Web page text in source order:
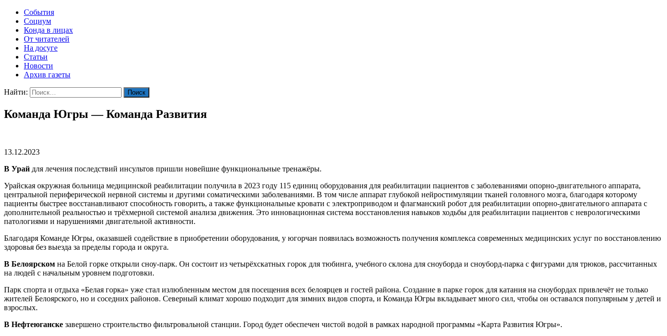
События
Социум
Конда в лицах
От читателей
На досуге
Статьи
Новости
Архив газеты
Найти:
Команда Югры — Команда Развития
13.12.2023
В Урай для лечения последствий инсультов пришли новейшие функциональные тренажёры.
Урайская окружная больница медицинской реабилитации получила в 2023 году 115 единиц оборудования для реабилитации пациентов с заболеваниями опорно-двигательного аппарата,
центральной периферической нервной системы и другими соматическими заболеваниями. В том числе аппарат глубокой нейростимуляции тканей головного мозга, благодаря которому
пациенты быстрее восстанавливают способность говорить, а также функциональные кровати с электроприводом и флагманский робот для реабилитации опорно-двигательного аппарата с
дополнительной реальностью и трёхмерной системой анализа движения. Это инновационная система восстановления навыков ходьбы для реабилитации пациентов с неврологическими
патологиями и нарушениями двигательной активности.
Благодаря Команде Югры, оказавшей содействие в приобретении оборудования, у югорчан появилась возможность получения комплекса современных медицинских услуг по восстановлению
здоровья без выезда за пределы города и округа.
В Белоярском на Белой горке открыли сноу-парк. Он состоит из четырёхскатных горок для тюбинга, учебного склона для сноуборда и сноуборд-парка с фигурами для трюков, рассчитанных
на людей с начальным уровнем подготовки.
Парк спорта и отдыха «Белая горка» уже стал излюбленным местом для посещения всех белоярцев и гостей района. Создание в парке горок для катания на сноубордах привлечёт не только
жителей Белоярского, но и соседних районов. Северный климат хорошо подходит для зимних видов спорта, и Команда Югры вкладывает много сил, чтобы он оставался популярным у детей и
взрослых.
В Нефтеюганске завершено строительство фильтровальной станции. Город будет обеспечен чистой водой в рамках народной программы «Карта Развития Югры».